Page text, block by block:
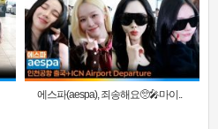
에스파(aespa), 죄송해요🥺🎤마이..